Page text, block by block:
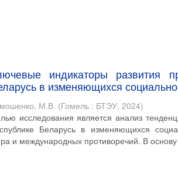
индикаторы развития
в изменяющихся
М.В. (Гомель : БТЭУ,2024)
исследования является анализ
Беларусь в изменяющихся
и международных противоречий. В